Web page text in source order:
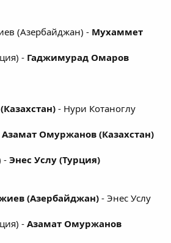
(Азербайджан) - Мухаммет
- Гаджимурад Омаров
- Нури Котаноглу
Азамат Омуржанов (Казахстан)
- Энес Услу (Турция)
(Азербайджан) - Энес Услу
- Азамат Омуржанов